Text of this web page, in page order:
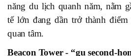
năng du lịch quanh năm, nằm
tế lớn đang dần trở thành
quan tâm.
Beacon Tower - “gu second-